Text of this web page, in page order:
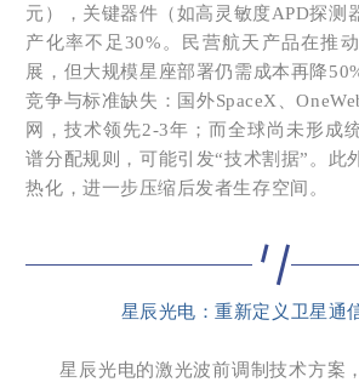
元），关键器件（如高灵敏度APD探测
产化率不足30%。民营航天产品在推
展，但大规模星座部署仍需成本再降
竞争与标准缺失：国外SpaceX、
网，技术领先2-3年；而全球尚未形成
谱分配规则，可能引发“技术割据”。此
热化，进一步压缩后发者生存空间。
星辰光电：重新定义卫星通
星辰光电的激光波前调制技术方案